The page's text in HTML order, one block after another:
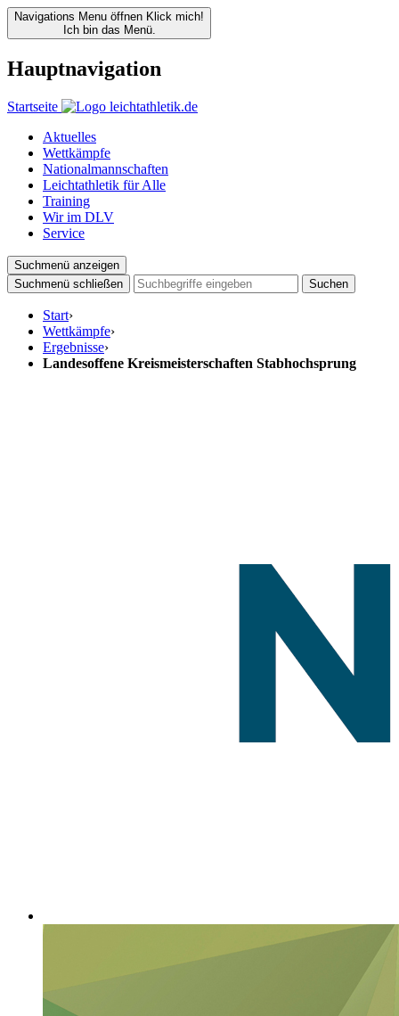
Navigations Menu öffnen Klick mich!
Ich bin das Menü.
Hauptnavigation
Startseite
Aktuelles
Wettkämpfe
Nationalmannschaften
Leichtathletik für Alle
Training
Wir im DLV
Service
Suchmenü anzeigen
Suchmenü schließen
Suchen
Start›
Wettkämpfe›
Ergebnisse›
Landesoffene Kreismeisterschaften Stabhochsprung